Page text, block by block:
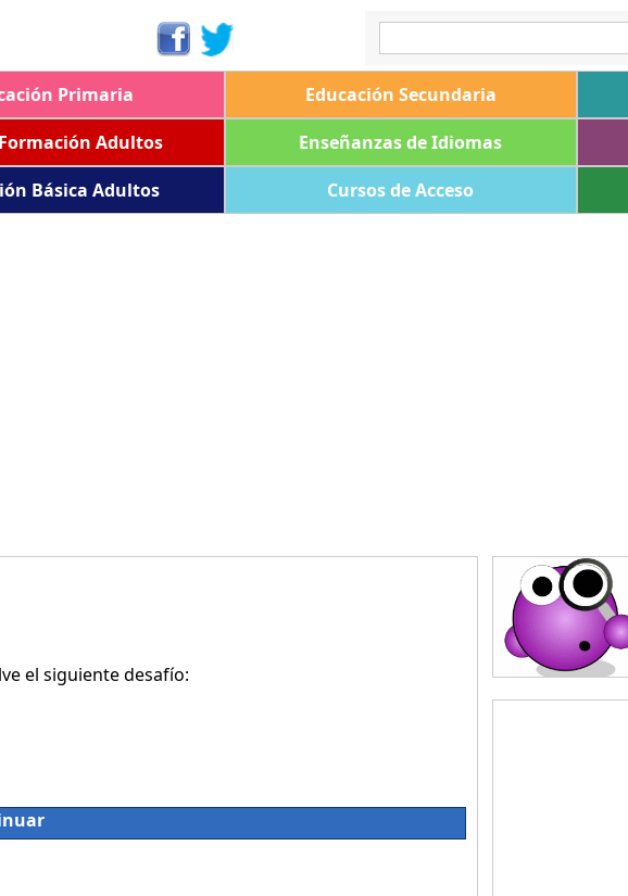
Primaria Educación Secundaria
Adultos Enseñanzas de Idiomas
Básica Adultos Cursos de Acceso
el siguiente desafío: